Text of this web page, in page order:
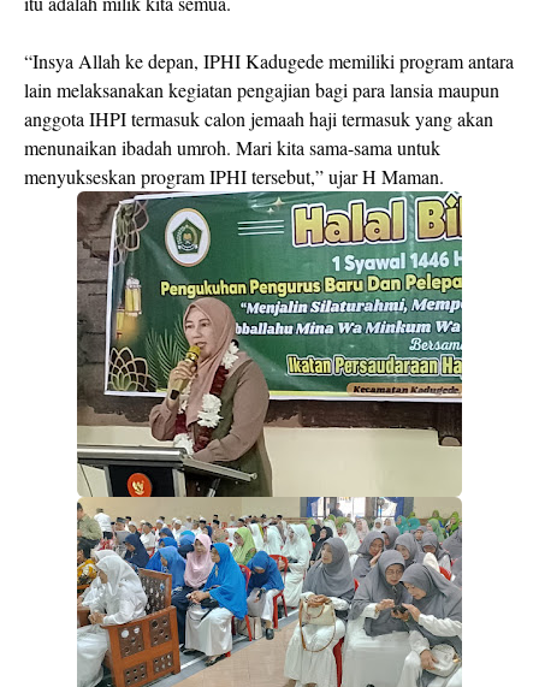
“Insya Allah ke depan, IPHI Kadugede memiliki program antara
lain melaksanakan kegiatan pengajian bagi para lansia maupun
anggota IHPI termasuk calon jemaah haji termasuk yang akan
menunaikan ibadah umroh. Mari kita sama-sama untuk
menyukseskan program IPHI tersebut,” ujar H Maman.